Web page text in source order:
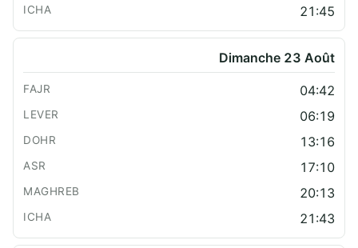
21:45
Dimanche 23 Août
04:42
06:19
13:16
17:10
20:13
21:43